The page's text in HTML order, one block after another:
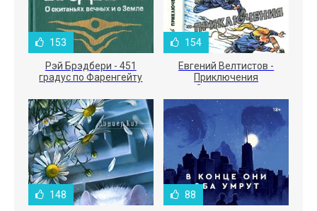
153
Рэй Брэдбери - 451
градус по Фаренгейту
154
Евгений Велтистов -
Приключения
Электроника
148 88